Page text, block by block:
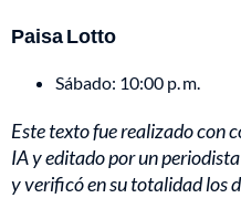
Paisa Lotto
Sábado: 10:00 p. m.
Este texto fue realizado con
IA y editado por un
y verificó en su totalidad los